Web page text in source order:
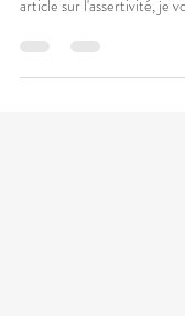
#relations #positionsdevie
#positionnement Dans la
article sur l'assertivité, je